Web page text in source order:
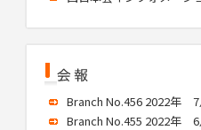
Branch No.456 2022年 7
Branch No.455 2022年 6